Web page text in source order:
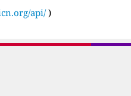
api/)